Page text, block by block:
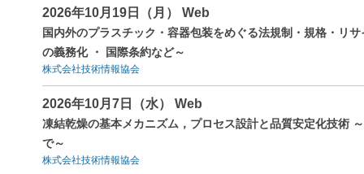
2026年10月19日（月） Web
国内外のプラスチック・容器包装をめぐる法規制・規格・リ
の義務化 ・ 国際条約など～
株式会社技術情報協会
2026年10月7日（水） Web
凍結乾燥の基本メカニズム，プロセス設計と品質安定化技術
で～
株式会社技術情報協会